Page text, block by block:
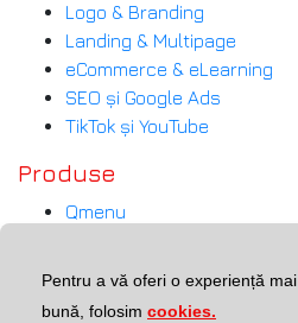
Pentru a vă oferi o experiență mai
bună, folosim cookies.
Logo & Branding
Landing & Multipage
eCommerce & eLearning
SEO și Google Ads
TikTok și YouTube
Produse
Qmenu